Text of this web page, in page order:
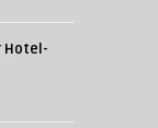
Hotel-